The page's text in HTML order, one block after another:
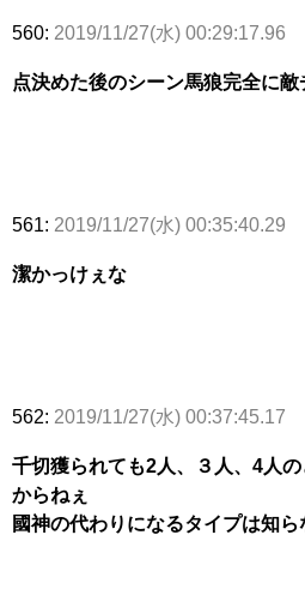
560: 2019/11/27(水) 00:29:17.96
点決めた後のシーン馬狼完全に
561: 2019/11/27(水) 00:35:40.29
潔かっけぇな
562: 2019/11/27(水) 00:37:45.17
千切獲られても2人、３人、4人
からねぇ
國神の代わりになるタイプは知